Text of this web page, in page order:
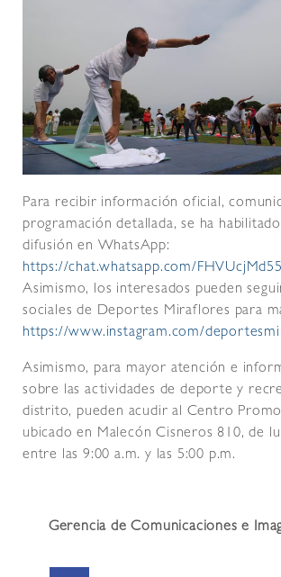
Para recibir información oficial,
programación detallada, se ha
difusión en WhatsApp:
https://chat.whatsapp.com/
Asimismo, los interesados pueden
sociales de Deportes Miraflores para
https://www.instagram.com/
Asimismo, para mayor atención e
sobre las actividades de deporte y
distrito, pueden acudir al Centro
ubicado en Malecón Cisneros 810, de
entre las 9:00 a.m. y las 5:00 p.m.
Gerencia de Comunicaciones e